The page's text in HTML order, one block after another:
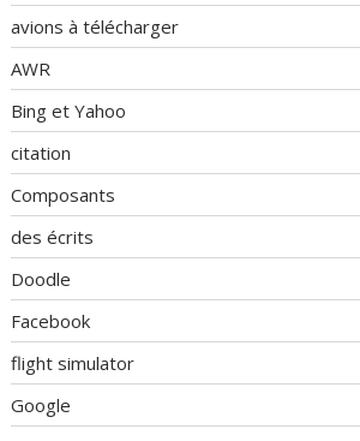
avions à télécharger
AWR
Bing et Yahoo
citation
Composants
des écrits
Doodle
Facebook
flight simulator
Google